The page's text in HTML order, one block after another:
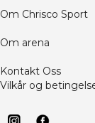
Om Chrisco Sport
Om arena
Kontakt Oss
Vilkår og